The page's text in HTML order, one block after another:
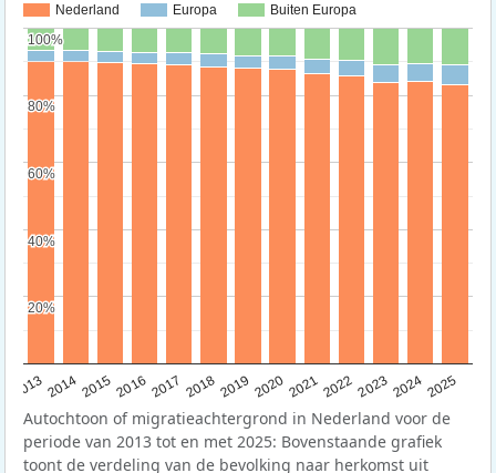
Nederland Europa Buiten Europa
20132014201520162017 20182019 202020212022202320242025
20%
20%
40%
40%
60%
60%
80%
80%
100%
100%
Autochtoon of migratieachtergrond in Nederland voor de
periode van 2013 tot en met 2025: Bovenstaande grafiek
toont de verdeling van de bevolking naar herkomst uit